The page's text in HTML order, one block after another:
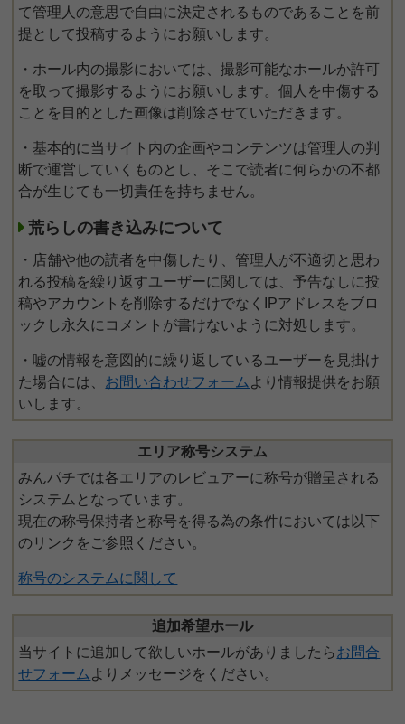
て管理人の意思で自由に決定されるものであることを前
提として投稿するようにお願いします。
・ホール内の撮影においては、撮影可能なホールか許可
を取って撮影するようにお願いします。個人を中傷する
ことを目的とした画像は削除させていただきます。
・基本的に当サイト内の企画やコンテンツは管理人の判
断で運営していくものとし、そこで読者に何らかの不都
合が生じても一切責任を持ちません。
荒らしの書き込みについて
・店舗や他の読者を中傷したり、管理人が不適切と思わ
れる投稿を繰り返すユーザーに関しては、予告なしに投
稿やアカウントを削除するだけでなくIPアドレスをブロ
ックし永久にコメントが書けないように対処します。
・嘘の情報を意図的に繰り返しているユーザーを見掛け
た場合には、 お問い合わせフォーム より情報提供をお願
いします。
エリア称号システム
みんパチでは各エリアのレビュアーに称号が贈呈される
システムとなっています。
現在の称号保持者と称号を得る為の条件においては以下
のリンクをご参照ください。
称号のシステムに関して
追加希望ホール
当サイトに追加して欲しいホールがありましたらお問合
せフォーム よりメッセージをください。